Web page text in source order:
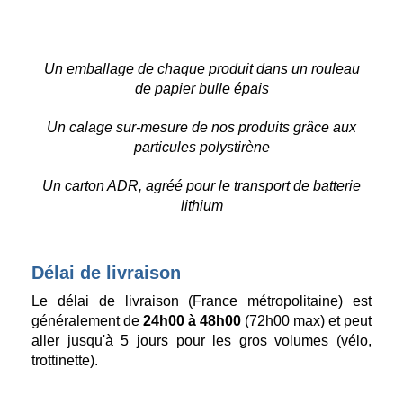
Un emballage de chaque produit dans un rouleau
de papier bulle épais
Un calage sur-mesure de nos produits grâce aux
particules polystirène
Un carton ADR, agréé pour le transport de batterie
lithium
Délai de livraison
Le délai de livraison (France métropolitaine) est
généralement de 24h00 à 48h00 (72h00 max) et peut
aller jusqu'à 5 jours pour les gros volumes (vélo,
trottinette).